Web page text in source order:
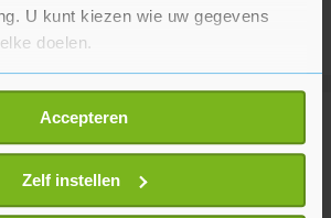
U kunt kiezen wie uw gegevens
doelen.
we ook graag:
verzamelen over uw geografische
een paar meter nauwkeurig kan zijn
identificeren door het actief te
eigenschappen (fingerprinting)
Accepteren
Zelf instellen
voelde 'overal